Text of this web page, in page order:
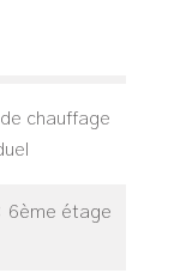
chauffage
6ème étage